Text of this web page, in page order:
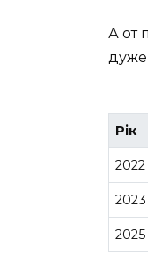
А от
дуже
Рік
2022
2023
2025